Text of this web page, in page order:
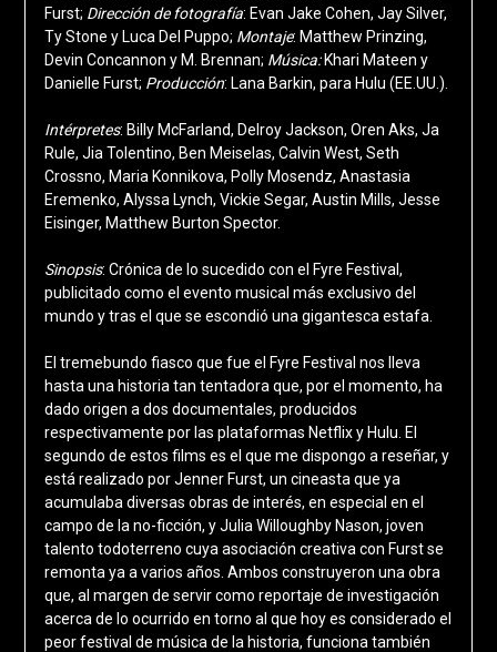
Furst; Dirección de fotografía: Evan Jake Cohen, Jay Silver,
Ty Stone y Luca Del Puppo; Montaje: Matthew Prinzing,
Devin Concannon y M. Brennan; Música: Khari Mateen y
Danielle Furst; Producción: Lana Barkin, para Hulu (EE.UU.).
Intérpretes: Billy McFarland, Delroy Jackson, Oren Aks, Ja
Rule, Jia Tolentino, Ben Meiselas, Calvin West, Seth
Crossno, Maria Konnikova, Polly Mosendz, Anastasia
Eremenko, Alyssa Lynch, Vickie Segar, Austin Mills, Jesse
Eisinger, Matthew Burton Spector.
Sinopsis: Crónica de lo sucedido con el Fyre Festival,
publicitado como el evento musical más exclusivo del
mundo y tras el que se escondió una gigantesca estafa.
El tremebundo fiasco que fue el Fyre Festival nos lleva
hasta una historia tan tentadora que, por el momento, ha
dado origen a dos documentales, producidos
respectivamente por las plataformas Netflix y Hulu. El
segundo de estos films es el que me dispongo a reseñar, y
está realizado por Jenner Furst, un cineasta que ya
acumulaba diversas obras de interés, en especial en el
campo de la no-ficción, y Julia Willoughby Nason, joven
talento todoterreno cuya asociación creativa con Furst se
remonta ya a varios años. Ambos construyeron una obra
que, al margen de servir como reportaje de investigación
acerca de lo ocurrido en torno al que hoy es considerado el
peor festival de música de la historia, funciona también